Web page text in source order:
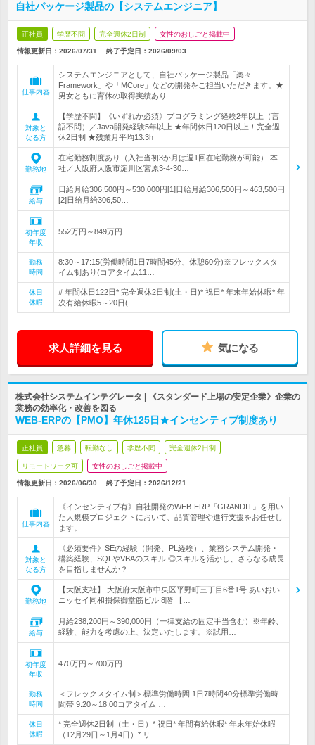
自社パッケージ製品の【システムエンジニア】
正社員 学歴不問 完全週休2日制 女性のおしごと掲載中
情報更新日：2026/07/31 終了予定日： 2026/09/03
仕事内容
システムエンジニアとして、自社パッケージ製品「楽々
Framework」や「MCore」などの開発をご担当いただきます。★
男女ともに育休の取得実績あり
対象と
なる方
【学歴不問】《いずれか必須》プログラミング経験2年以上（言
語不問）／Java開発経験5年以上 ★年間休日120日以上！完全週
休2日制 ★残業月平均13.3h
勤務地
在宅勤務制度あり（入社当初3か月は週1回在宅勤務が可能） 本
社／大阪府大阪市淀川区宮原3-4-30…
給与
日給月給306,500円～530,000円[1]日給月給306,500円～463,500円
[2]日給月給306,50…
初年度
年収
552万円～849万円
勤務
時間
8:30～17:15(労働時間1日7時間45分、休憩60分)※フレックスタ
イム制あり(コアタイム11…
休日
休暇
# 年間休日122日* 完全週休2日制(土・日)* 祝日* 年末年始休暇* 年
次有給休暇5～20日(…
求人詳細を見る 気になる
株式会社システムインテグレータ | 《スタンダード上場の安定企業》企業の
業務の効率化・改善を図る
WEB-ERPの【PMO】年休125日★インセンティブ制度あり
正社員 急募 転勤なし 学歴不問 完全週休2日制
リモートワーク可 女性のおしごと掲載中
情報更新日：2026/06/30 終了予定日： 2026/12/21
仕事内容
《インセンティブ有》自社開発のWEB-ERP『GRANDIT』を用い
た大規模プロジェクトにおいて、品質管理や進行支援をお任せし
ます。
対象と
なる方
《必須要件》SEの経験（開発、PL経験）、業務システム開発・
構築経験、SQLやVBAのスキル ◎スキルを活かし、さらなる成長
を目指しませんか？
勤務地
【大阪支社】 大阪府大阪市中央区平野町三丁目6番1号 あいおい
ニッセイ同和損保御堂筋ビル 8階 【…
給与
月給238,200円～390,000円（一律支給の固定手当含む）※年齢、
経験、能力を考慮の上、決定いたします。※試用…
初年度
年収
470万円～700万円
勤務
時間
＜フレックスタイム制＞標準労働時間 1日7時間40分標準労働時
間帯 9:20～18:00コアタイム …
休日
休暇
* 完全週休2日制（土・日）* 祝日* 年間有給休暇* 年末年始休暇
（12月29日～1月4日）* リ…